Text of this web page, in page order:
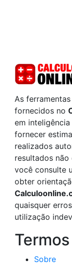
As
fornecidos no
em
fornecer
realizados
resultados não
você consulte
obter
quaisquer
utilização
Sobre